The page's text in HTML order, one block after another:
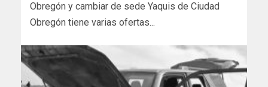
Obregón y cambiar de sede Yaquis de Ciudad
Obregón tiene varias ofertas...